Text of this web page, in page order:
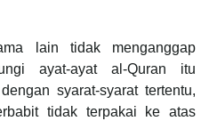
lain tidak menganggap
ayat-ayat al-Quran itu
syarat-syarat tertentu,
tidak terpakai ke atas